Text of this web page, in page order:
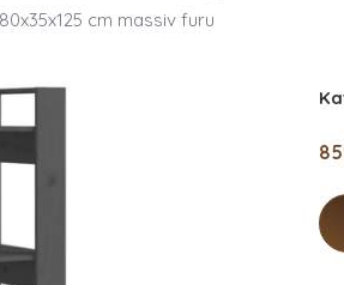
cm massiv furu